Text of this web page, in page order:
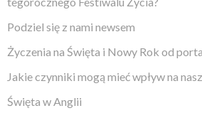
Podziel się z nami newsem
Życzenia na Święta i Nowy Rok od
Jakie czynniki mogą mieć wpływ na
Święta w Anglii